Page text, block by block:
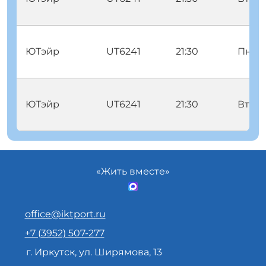
ЮТэйр UT6241 21:30 Пнд
ЮТэйр UT6241 21:30 Втр
«Жить вместе»
office@iktport.ru
+7 (3952) 507-277
г. Иркутск, ул. Ширямова, 13